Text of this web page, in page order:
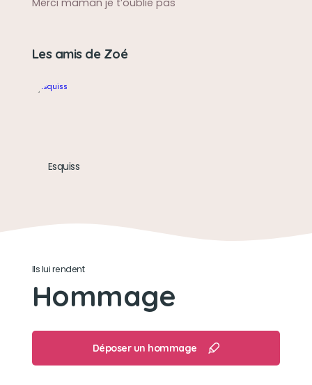
Merci maman je t’oublie pas
Les amis de Zoé
Esquiss
Ils lui rendent
Hommage
Déposer un hommage